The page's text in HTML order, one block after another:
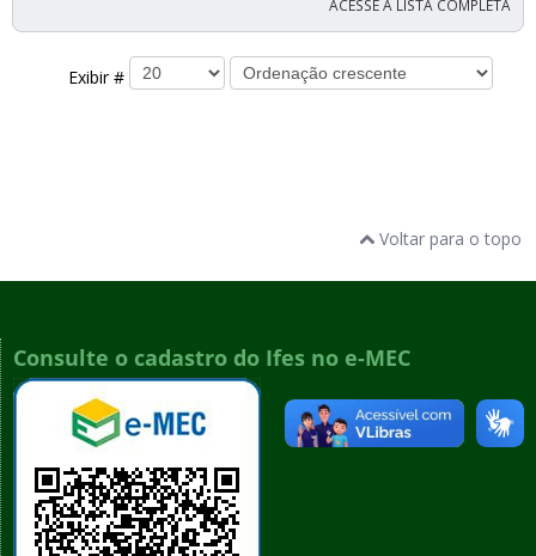
ACESSE A LISTA COMPLETA
Exibir #
Voltar para o topo
Consulte o cadastro do Ifes no e-MEC